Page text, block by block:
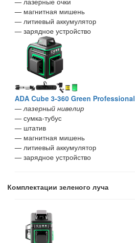
— магнитная мишень
— литиевый аккумулятор
— зарядное устройство
ADA Cube 3-360 Green Professional
—лазерный нивелир
— сумка-тубус
— штатив
— магнитная мишень
— литиевый аккумулятор
— зарядное устройство
Комплектации зеленого луча